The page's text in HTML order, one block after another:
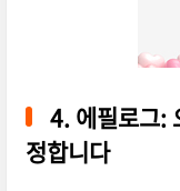
4. 에필로그:
정합니다